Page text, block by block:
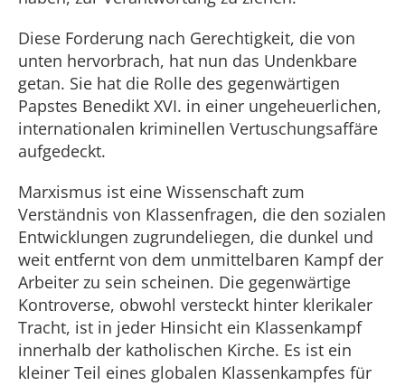
Diese Forderung nach Gerechtigkeit, die von
unten hervorbrach, hat nun das Undenkbare
getan. Sie hat die Rolle des gegenwärtigen
Papstes Benedikt XVI. in einer ungeheuerlichen,
internationalen kriminellen Vertuschungsaffäre
aufgedeckt.
Marxismus ist eine Wissenschaft zum
Verständnis von Klassenfragen, die den sozialen
Entwicklungen zugrundeliegen, die dunkel und
weit entfernt von dem unmittelbaren Kampf der
Arbeiter zu sein scheinen. Die gegenwärtige
Kontroverse, obwohl versteckt hinter klerikaler
Tracht, ist in jeder Hinsicht ein Klassenkampf
innerhalb der katholischen Kirche. Es ist ein
kleiner Teil eines globalen Klassenkampfes für